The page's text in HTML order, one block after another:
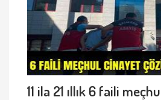
11 ila 21 ıllık 6 faili